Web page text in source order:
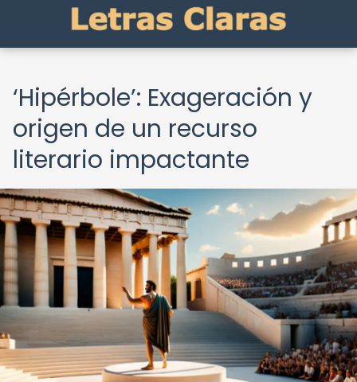
‘Hipérbole’: Exageración y
origen de un recurso
literario impactante